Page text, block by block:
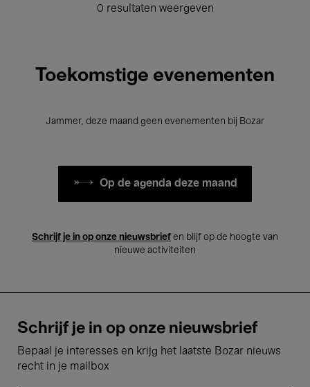
0 resultaten weergeven
Toekomstige evenementen
Jammer, deze maand geen evenementen bij Bozar
Op de agenda deze maand
Schrijf je in op onze nieuwsbrief en blijf op de hoogte van
nieuwe activiteiten
Schrijf je in op onze nieuwsbrief
Bepaal je interesses en krijg het laatste Bozar nieuws
recht in je mailbox